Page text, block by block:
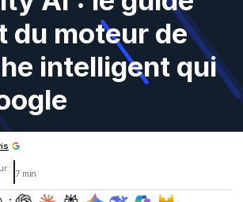
du moteur de
intelligent qui
:
7 min